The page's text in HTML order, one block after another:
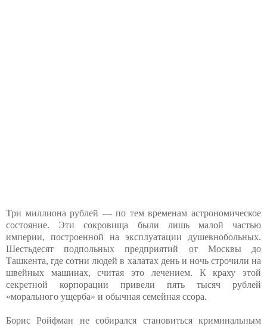
Три миллиона рублей — по тем временам астрономическое
состояние. Эти сокровища были лишь малой частью
империи, построенной на эксплуатации душевнобольных.
Шестьдесят подпольных предприятий от Москвы до
Ташкента, где сотни людей в халатах день и ночь строчили на
швейных машинах, считая это лечением. К краху этой
секретной корпорации привели пять тысяч рублей
«морального ущерба» и обычная семейная ссора.
Борис Ройфман не собирался становиться криминальным